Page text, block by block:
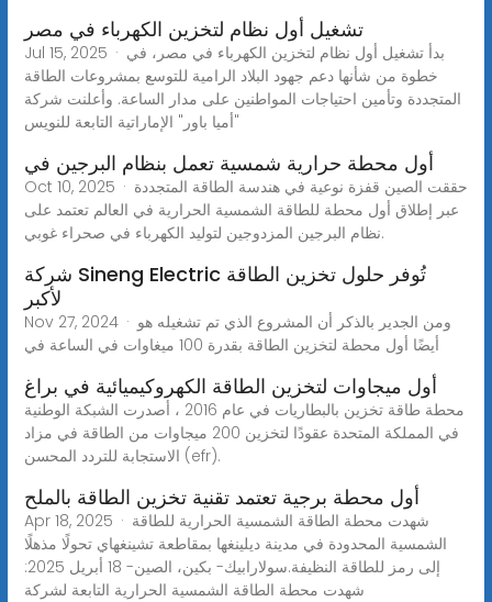
تشغيل أول نظام لتخزين الكهرباء في مصر
Jul 15, 2025 · بدأ تشغيل أول نظام لتخزين الكهرباء في مصر، في
خطوة من شأنها دعم جهود البلاد الرامية للتوسع بمشروعات الطاقة
المتجددة وتأمين احتياجات المواطنين على مدار الساعة. وأعلنت شركة
"أميا باور" الإماراتية التابعة للنويس
أول محطة حرارية شمسية تعمل بنظام البرجين في
Oct 10, 2025 · حققت الصين قفزة نوعية في هندسة الطاقة المتجددة
عبر إطلاق أول محطة للطاقة الشمسية الحرارية في العالم تعتمد على
نظام البرجين المزدوجين لتوليد الكهرباء في صحراء غوبي.
شركة Sineng Electric تُوفر حلول تخزين الطاقة
لأكبر
Nov 27, 2024 · ومن الجدير بالذكر أن المشروع الذي تم تشغيله هو
أيضًا أول محطة لتخزين الطاقة بقدرة 100 ميغاوات في الساعة في
أول ميجاوات لتخزين الطاقة الكهروكيميائية في براغ
محطة طاقة تخزين بالبطاريات في عام 2016 ، أصدرت الشبكة الوطنية
في المملكة المتحدة عقودًا لتخزين 200 ميجاوات من الطاقة في مزاد
الاستجابة للتردد المحسن (efr).
أول محطة برجية تعتمد تقنية تخزين الطاقة بالملح
Apr 18, 2025 · شهدت محطة الطاقة الشمسية الحرارية للطاقة
الشمسية المحدودة في مدينة ديلينغها بمقاطعة تشينغهاي تحولًا مذهلًا
إلى رمز للطاقة النظيفة.سولارابيك- بكين، الصين- 18 أبريل 2025:
شهدت محطة الطاقة الشمسية الحرارية التابعة لشركة